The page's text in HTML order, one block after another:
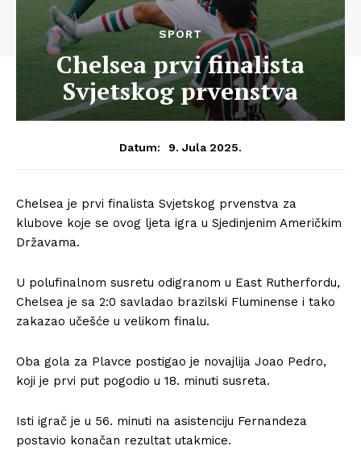
SPORT
Chelsea prvi finalista
Svjetskog prvenstva
Datum: 9. Jula 2025.
Chelsea je prvi finalista Svjetskog prvenstva za
klubove koje se ovog ljeta igra u Sjedinjenim Američkim
Državama.
U polufinalnom susretu odigranom u East Rutherfordu,
Chelsea je sa 2:0 savladao brazilski Fluminense i tako
zakazao učešće u velikom finalu.
Oba gola za Plavce postigao je novajlija Joao Pedro,
koji je prvi put pogodio u 18. minuti susreta.
Isti igrač je u 56. minuti na asistenciju Fernandeza
postavio konačan rezultat utakmice.